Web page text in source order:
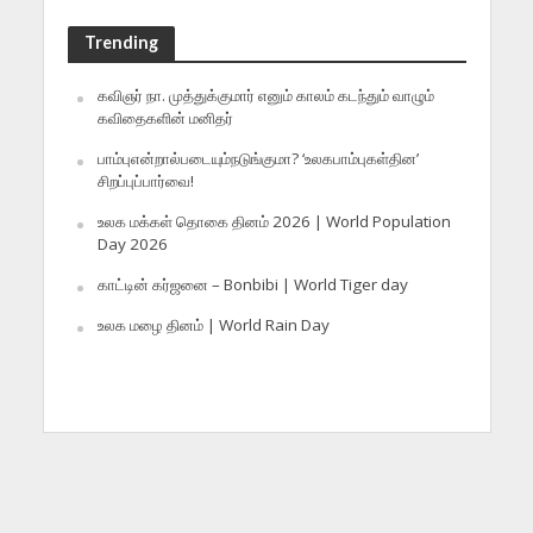
Trending
கவிஞர் நா. முத்துக்குமார் எனும் காலம் கடந்தும் வாழும்
கவிதைகளின் மனிதர்
பாம்புஎன்றால்படையும்நடுங்குமா? ‘உலகபாம்புகள்தின’
சிறப்புப்பார்வை!
உலக மக்கள் தொகை தினம் 2026 | World Population
Day 2026
காட்டின் கர்ஜனை – Bonbibi | World Tiger day
உலக மழை தினம் | World Rain Day